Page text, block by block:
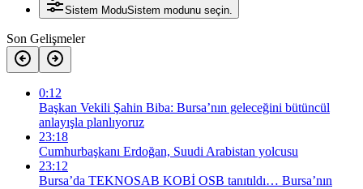
Sistem ModuSistem modunu seçin.
Son Gelişmeler
0:12
Başkan Vekili Şahin Biba: Bursa’nın geleceğini bütüncül
anlayışla planlıyoruz
23:18
Cumhurbaşkanı Erdoğan, Suudi Arabistan yolcusu
23:12
Bursa’da TEKNOSAB KOBİ OSB tanıtıldı… Bursa’nın